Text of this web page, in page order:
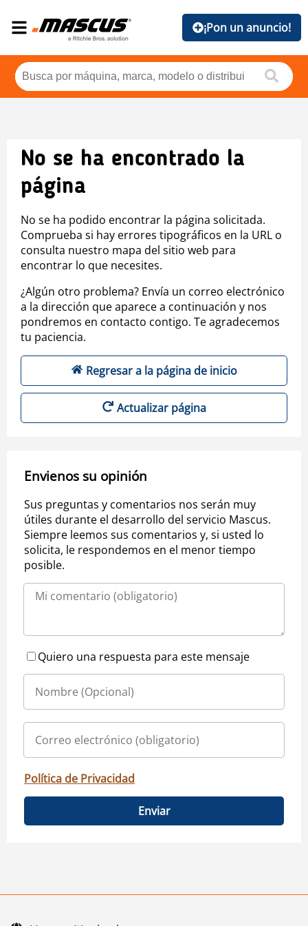
¡Pon un anuncio!
No se ha encontrado la
página
No se ha podido encontrar la página solicitada.
Comprueba si hay errores tipográficos en la URL o
consulta nuestro mapa del sitio web para
encontrar lo que necesites.
¿Algún otro problema? Envía un correo electrónico
a la dirección que aparece a continuación y nos
pondremos en contacto contigo. Te agradecemos
tu paciencia.
Regresar a la página de inicio
Actualizar página
Envienos su opinión
Sus preguntas y comentarios nos serán muy
útiles durante el desarrollo del servicio Mascus.
Siempre leemos sus comentarios y, si usted lo
solicita, le respondemos en el menor tiempo
posible.
Quiero una respuesta para este mensaje
Política de Privacidad
Enviar